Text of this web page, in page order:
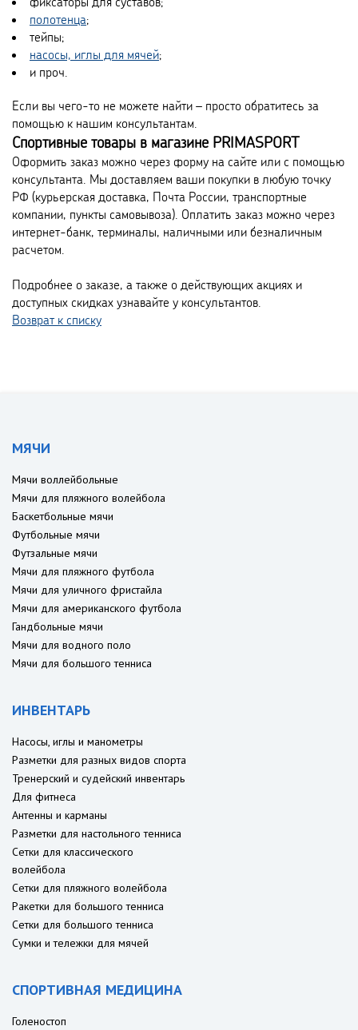
полотенца;
тейпы;
насосы, иглы для мячей;
и проч.
Если вы чего-то не можете найти – просто обратитесь за
помощью к нашим консультантам.
Спортивные товары в магазине PRIMASPORT
Оформить заказ можно через форму на сайте или с помощью
консультанта. Мы доставляем ваши покупки в любую точку
РФ (курьерская доставка, Почта России, транспортные
компании, пункты самовывоза). Оплатить заказ можно через
интернет-банк, терминалы, наличными или безналичным
расчетом.
Подробнее о заказе, а также о действующих акциях и
доступных скидках узнавайте у консультантов.
Возврат к списку
МЯЧИ
Мячи воллейбольные
Мячи для пляжного волейбола
Баскетбольные мячи
Футбольные мячи
Футзальные мячи
Мячи для пляжного футбола
Мячи для уличного фристайла
Мячи для американского футбола
Гандбольные мячи
Мячи для водного поло
Мячи для большого тенниса
ИНВЕНТАРЬ
Насосы, иглы и манометры
Разметки для разных видов спорта
Тренерский и судейский инвентарь
Для фитнеса
Антенны и карманы
Разметки для настольного тенниса
Сетки для классического
волейбола
Сетки для пляжного волейбола
Ракетки для большого тенниса
Сетки для большого тенниса
Сумки и тележки для мячей
СПОРТИВНАЯ МЕДИЦИНА
Голеностоп